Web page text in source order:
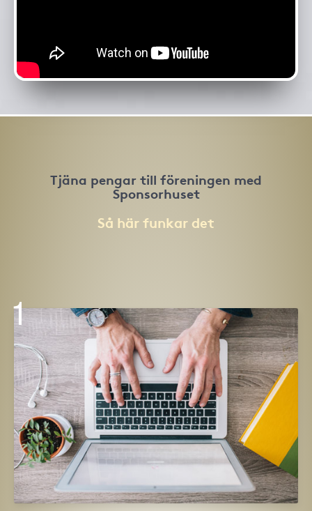
Tjäna pengar till föreningen med
Sponsorhuset
Så här funkar det
1